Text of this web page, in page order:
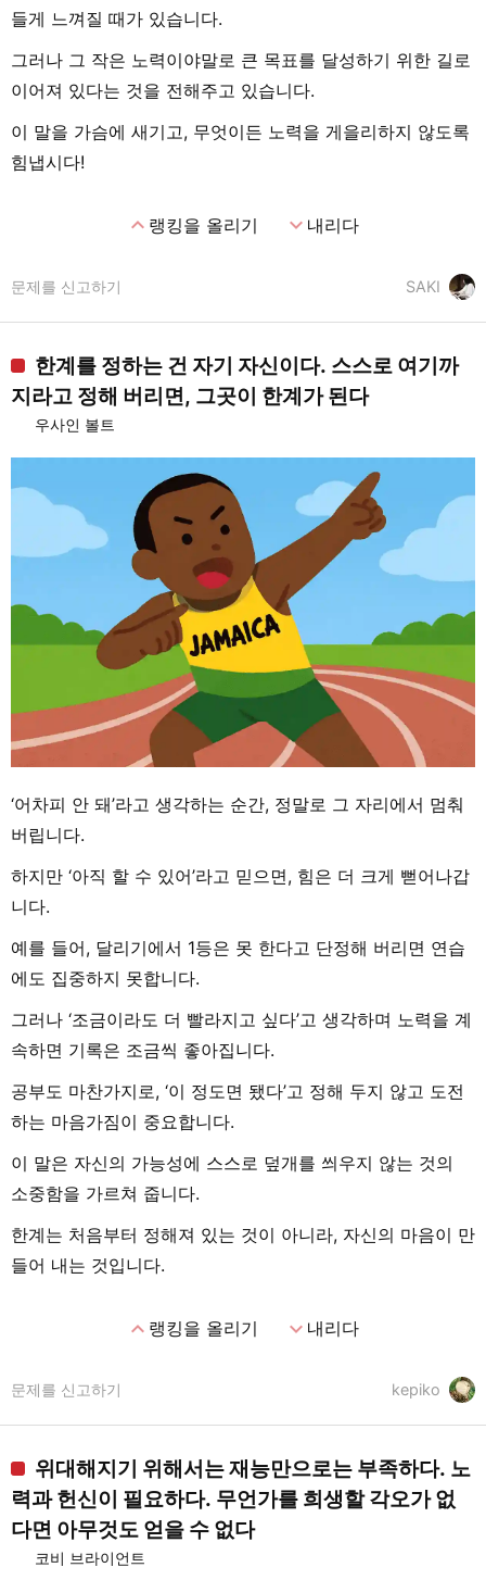
들게 느껴질 때가 있습니다.
그러나 그 작은 노력이야말로 큰 목표를 달성하기 위한 길로
이어져 있다는 것을 전해주고 있습니다.
이 말을 가슴에 새기고, 무엇이든 노력을 게을리하지 않도록
힘냅시다!
expand_less랭킹을 올리기 expand_more내리다
SAKI
문제를 신고하기
한계를 정하는 건 자기 자신이다. 스스로 여기까
지라고 정해 버리면, 그곳이 한계가 된다
우사인 볼트
‘어차피 안 돼’라고 생각하는 순간, 정말로 그 자리에서 멈춰
버립니다.
하지만 ‘아직 할 수 있어’라고 믿으면, 힘은 더 크게 뻗어나갑
니다.
예를 들어, 달리기에서 1등은 못 한다고 단정해 버리면 연습
에도 집중하지 못합니다.
그러나 ‘조금이라도 더 빨라지고 싶다’고 생각하며 노력을 계
속하면 기록은 조금씩 좋아집니다.
공부도 마찬가지로, ‘이 정도면 됐다’고 정해 두지 않고 도전
하는 마음가짐이 중요합니다.
이 말은 자신의 가능성에 스스로 덮개를 씌우지 않는 것의
소중함을 가르쳐 줍니다.
한계는 처음부터 정해져 있는 것이 아니라, 자신의 마음이 만
들어 내는 것입니다.
expand_less랭킹을 올리기 expand_more내리다
kepiko
문제를 신고하기
위대해지기 위해서는 재능만으로는 부족하다. 노
력과 헌신이 필요하다. 무언가를 희생할 각오가 없
다면 아무것도 얻을 수 없다
코비 브라이언트